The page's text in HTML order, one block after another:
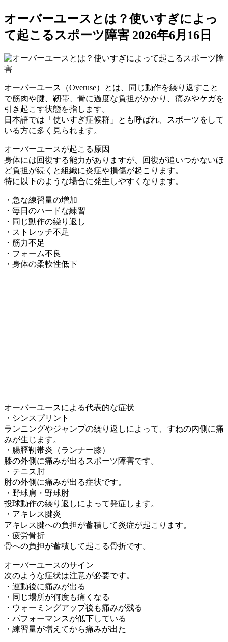
オーバーユースとは？使いすぎによっ
て起こるスポーツ障害 2026年6月16日
オーバーユース（Overuse）とは、同じ動作を繰り返すこと
で筋肉や腱、靭帯、骨に過度な負担がかかり、痛みやケガを
引き起こす状態を指します。
日本語では「使いすぎ症候群」とも呼ばれ、スポーツをして
いる方に多く見られます。
オーバーユースが起こる原因
身体には回復する能力がありますが、回復が追いつかないほ
ど負担が続くと組織に炎症や損傷が起こります。
特に以下のような場合に発生しやすくなります。
・急な練習量の増加
・毎日のハードな練習
・同じ動作の繰り返し
・ストレッチ不足
・筋力不足
・フォーム不良
・身体の柔軟性低下
オーバーユースによる代表的な症状
・シンスプリント
ランニングやジャンプの繰り返しによって、すねの内側に痛
みが生じます。
・腸脛靭帯炎（ランナー膝）
膝の外側に痛みが出るスポーツ障害です。
・テニス肘
肘の外側に痛みが出る症状です。
・野球肩・野球肘
投球動作の繰り返しによって発症します。
・アキレス腱炎
アキレス腱への負担が蓄積して炎症が起こります。
・疲労骨折
骨への負担が蓄積して起こる骨折です。
オーバーユースのサイン
次のような症状は注意が必要です。
・運動後に痛みが出る
・同じ場所が何度も痛くなる
・ウォーミングアップ後も痛みが残る
・パフォーマンスが低下している
・練習量が増えてから痛みが出た